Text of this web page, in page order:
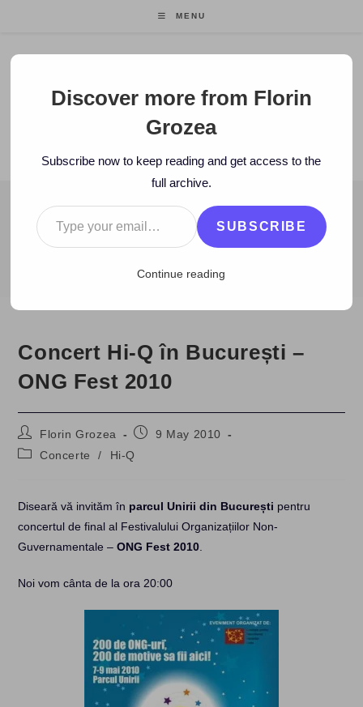
MENU
Florin Grozea
ENTREPRENEUR. FOUNDER/CEO MOCAPP.
BLOG
2010 > May > 9 > Hi-Q > Concert Hi-Q în București – ONG Fest
Concert Hi-Q în București –
ONG Fest 2010
Post
author:
Florin Grozea
Post9 May 2010
PostConcerte / Hi-Q
Diseară vă invităm în parcul Unirii din București pentru
concertul de final al Festivalului Organizațiilor Non-
Guvernamentale –ONG Fest 2010
Noi vom cânta de la ora 20:00
Discover more from Florin
Grozea
Subscribe now to keep reading and get access to the
full archive.
Type your email…
SUBSCRIBE
Continue reading